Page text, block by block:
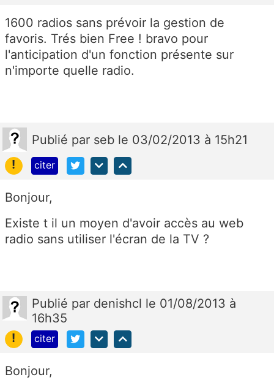
1600 radios sans prévoir la gestion de
favoris. Trés bien Free ! bravo pour
l'anticipation d'un fonction présente sur
n'importe quelle radio.
Publié par seb le 03/02/2013 à 15h21
!
citer
Bonjour,
Existe t il un moyen d'avoir accès au web
radio sans utiliser l'écran de la TV ?
Publié par denishcl le 01/08/2013 à
16h35
!
citer
Bonjour,